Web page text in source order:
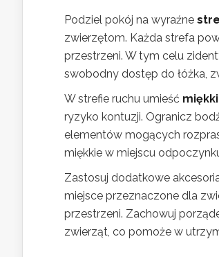
Podziel pokój na wyraźne
zwierzętom. Każda strefa
przestrzeni. W tym celu
swobodny dostęp do łóżka,
W strefie ruchu umieść
ryzyko kontuzji. Ogranicz
elementów mogących
miękkie w miejscu
Zastosuj dodatkowe
miejsce przeznaczone dla
przestrzeni. Zachowuj
zwierząt, co pomoże w